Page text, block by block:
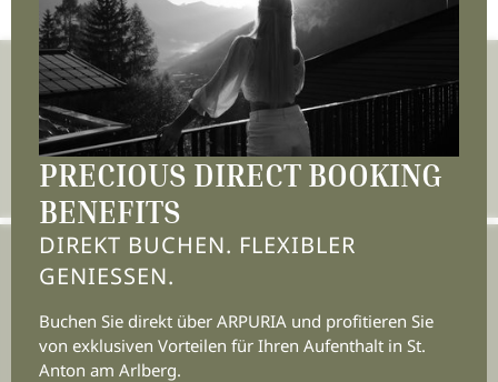
Join the adventure.
E-Mail-Adresse eingeben
PRECIOUS DIRECT BOOKING
BENEFITS
DIREKT BUCHEN. FLEXIBLER
GENIESSEN.
Buchen Sie direkt über ARPURIA und profitieren Sie
von exklusiven Vorteilen für Ihren Aufenthalt in St.
Anton am Arlberg.